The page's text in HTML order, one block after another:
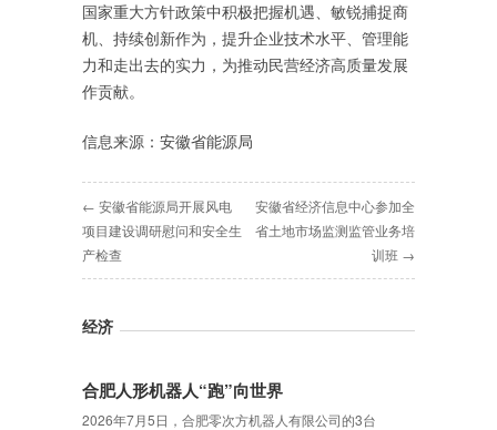
国家重大方针政策中积极把握机遇、敏锐捕捉商
机、持续创新作为，提升企业技术水平、管理能
力和走出去的实力，为推动民营经济高质量发展
作贡献。
信息来源：安徽省能源局
← 安徽省能源局开展风电
项目建设调研慰问和安全生
产检查
安徽省经济信息中心参加全
省土地市场监测监管业务培
训班 →
经济
合肥人形机器人“跑”向世界
2026年7月5日，合肥零次方机器人有限公司的3台